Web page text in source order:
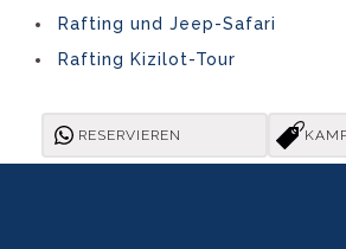
Rafting und Jeep-Safari
Rafting Kizilot-Tour
RESERVIEREN